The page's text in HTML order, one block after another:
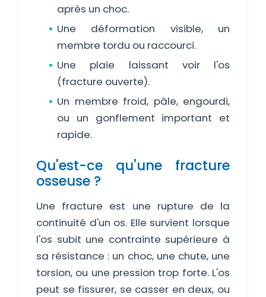
après un choc.
Une déformation visible, un
membre tordu ou raccourci.
Une plaie laissant voir l'os
(fracture ouverte).
Un membre froid, pâle, engourdi,
ou un gonflement important et
rapide.
Qu'est-ce qu'une fracture
osseuse ?
Une fracture est une rupture de la
continuité d'un os. Elle survient lorsque
l'os subit une contrainte supérieure à
sa résistance : un choc, une chute, une
torsion, ou une pression trop forte. L'os
peut se fissurer, se casser en deux, ou